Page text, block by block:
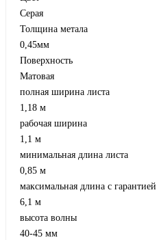
Серая
Толщина метала
0,45мм
Поверхность
Матовая
полная ширина листа
1,18 м
рабочая ширина
1,1 м
минимальная длина листа
0,85 м
максимальная длина с гарантией
6,1 м
высота волны
40-45 мм